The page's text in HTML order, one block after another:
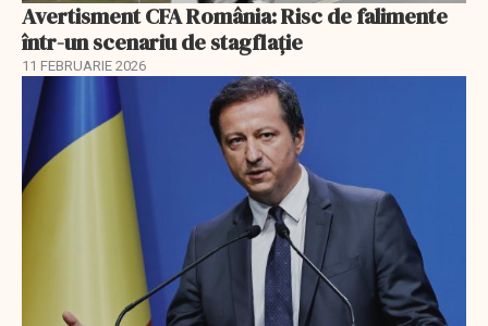
Avertisment CFA România: Risc de falimente
într-un scenariu de stagflație
11 FEBRUARIE 2026
EXCLUSIV